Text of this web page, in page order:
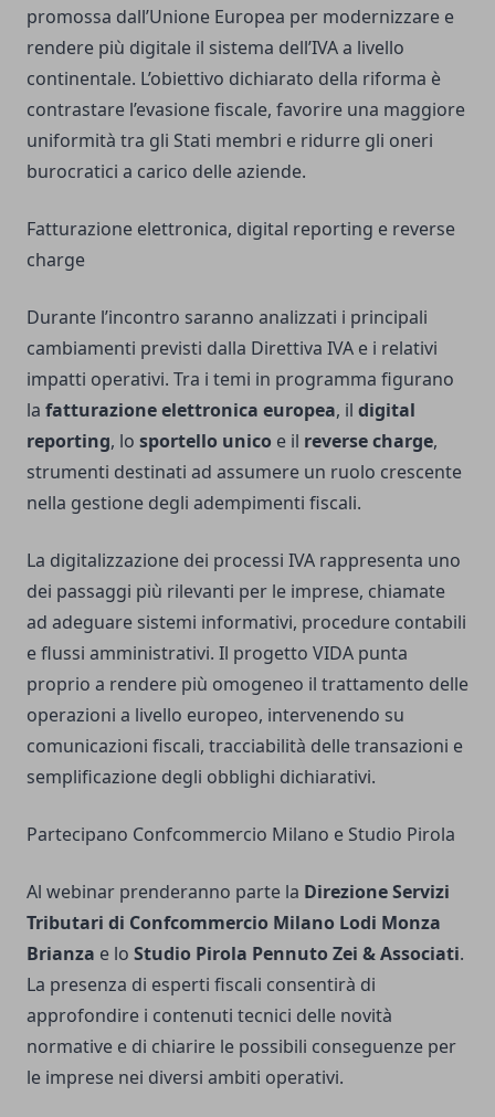
promossa dall’Unione Europea per modernizzare e
rendere più digitale il sistema dell’IVA a livello
continentale. L’obiettivo dichiarato della riforma è
contrastare l’evasione fiscale, favorire una maggiore
uniformità tra gli Stati membri e ridurre gli oneri
burocratici a carico delle aziende.
Fatturazione elettronica, digital reporting e reverse
charge
Durante l’incontro saranno analizzati i principali
cambiamenti previsti dalla Direttiva IVA e i relativi
impatti operativi. Tra i temi in programma figurano
la fatturazione elettronica europea, il digital
reporting, lo sportello unico e il reverse charge,
strumenti destinati ad assumere un ruolo crescente
nella gestione degli adempimenti fiscali.
La digitalizzazione dei processi IVA rappresenta uno
dei passaggi più rilevanti per le imprese, chiamate
ad adeguare sistemi informativi, procedure contabili
e flussi amministrativi. Il progetto VIDA punta
proprio a rendere più omogeneo il trattamento delle
operazioni a livello europeo, intervenendo su
comunicazioni fiscali, tracciabilità delle transazioni e
semplificazione degli obblighi dichiarativi.
Partecipano Confcommercio Milano e Studio Pirola
Al webinar prenderanno parte la Direzione Servizi
Tributari di Confcommercio Milano Lodi Monza
Brianza e lo Studio Pirola Pennuto Zei & Associati.
La presenza di esperti fiscali consentirà di
approfondire i contenuti tecnici delle novità
normative e di chiarire le possibili conseguenze per
le imprese nei diversi ambiti operativi.